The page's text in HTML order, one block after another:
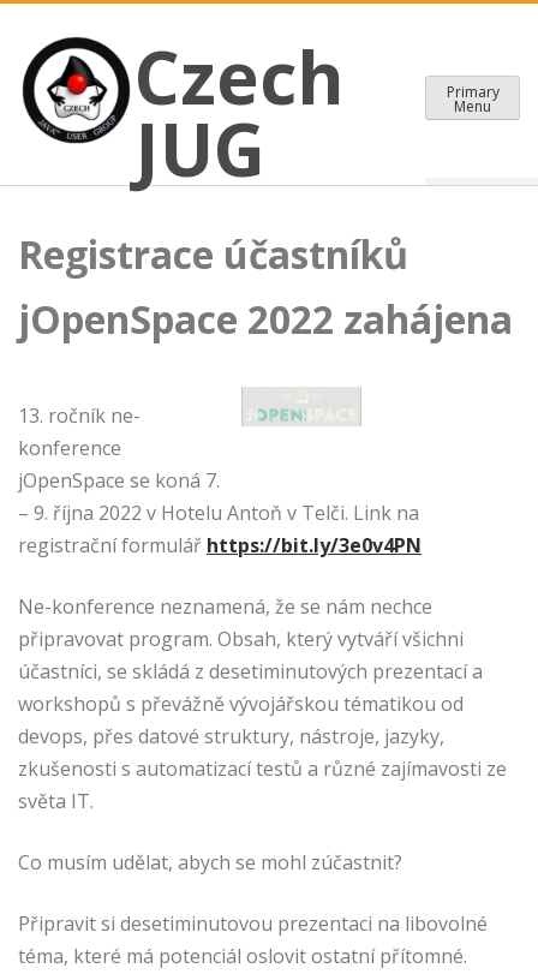
content
Czech JUG
CZECH JAVA USER GROUP
Czech
JUG
Primary
Menu
Registrace účastníků
jOpenSpace 2022 zahájena
13. ročník ne-
konference
jOpenSpace se koná 7.
– 9. října 2022 v Hotelu Antoň v Telči. Link na
registrační formulář https://bit.ly/3e0v4PN
Ne-konference neznamená, že se nám nechce
připravovat program. Obsah, který vytváří všichni
účastníci, se skládá z desetiminutových prezentací a
workshopů s převážně vývojářskou tématikou od
devops, přes datové struktury, nástroje, jazyky,
zkušenosti s automatizací testů a různé zajímavosti ze
světa IT.
Co musím udělat, abych se mohl zúčastnit?
Připravit si desetiminutovou prezentaci na libovolné
téma, které má potenciál oslovit ostatní přítomné.